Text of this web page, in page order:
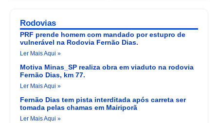
Rodovias
PRF prende homem com mandado por estupro de
vulnerável na Rodovia Fernão Dias.
Ler Mais Aqui »
Motiva Minas_SP realiza obra em viaduto na rodovia
Fernão Dias, km 77.
Ler Mais Aqui »
Fernão Dias tem pista interditada após carreta ser
tomada pelas chamas em Mairiporã
Ler Mais Aqui »